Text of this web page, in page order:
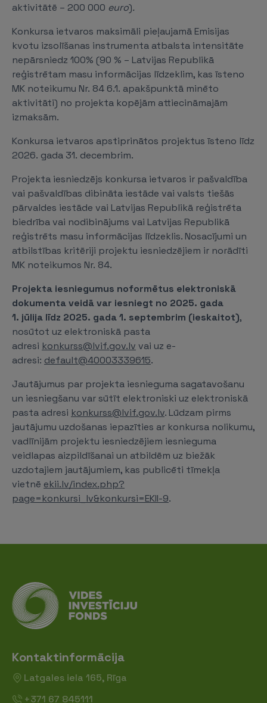
aktivitātē – 200 000 euro).
Konkursa ietvaros maksimāli pieļaujamā Emisijas
kvotu izsolīšanas instrumenta atbalsta intensitāte
nepārsniedz 100% (90 % – Latvijas Republikā
reģistrētam masu informācijas līdzeklim, kas īsteno
MK noteikumu Nr. 84 6.1. apakšpunktā minēto
aktivitāti) no projekta kopējām attiecināmajām
izmaksām.
Konkursa ietvaros apstiprinātos projektus īsteno līdz
2026. gada 31. decembrim.
Projekta iesniedzējs konkursa ietvaros ir pašvaldība
vai pašvaldības dibināta iestāde vai valsts tiešās
pārvaldes iestāde vai Latvijas Republikā reģistrēta
biedrība vai nodibinājums vai Latvijas Republikā
reģistrēts masu informācijas līdzeklis. Nosacījumi un
atbilstības kritēriji projektu iesniedzējiem ir norādīti
MK noteikumos Nr. 84.
Projekta iesniegumus noformētus elektroniskā
dokumenta veidā var iesniegt no 2025. gada
1. jūlija līdz 2025. gada 1. septembrim (ieskaitot),
nosūtot uz elektroniskā pasta
adresi konkurss@lvif.gov.lv vai uz e-
adresi: default@40003339615.
Jautājumus par projekta iesnieguma sagatavošanu
un iesniegšanu var sūtīt elektroniski uz elektroniskā
pasta adresi konkurss@lvif.gov.lv. Lūdzam pirms
jautājumu uzdošanas iepazīties ar konkursa nolikumu,
vadlīnijām projektu iesniedzējiem iesnieguma
veidlapas aizpildīšanai un atbildēm uz biežāk
uzdotajiem jautājumiem, kas publicēti tīmekļa
vietnē ekii.lv/index.php?
page=konkursi_lv&konkursi=EKII-9.
Kontaktinformācija
Latgales iela 165, Rīga
+371 67 845111